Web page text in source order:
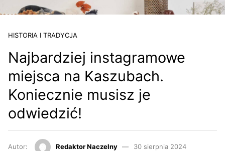
HISTORIA I TRADYCJA
Najbardziej instagramowe
miejsca na Kaszubach.
Koniecznie musisz je
odwiedzić!
Autor: Redaktor Naczelny 30 sierpnia 2024